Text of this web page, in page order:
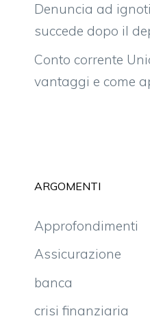
Denuncia ad
succede dopo il
Conto corrente
vantaggi e come
ARGOMENTI
Approfondimenti
Assicurazione
banca
crisi finanziaria